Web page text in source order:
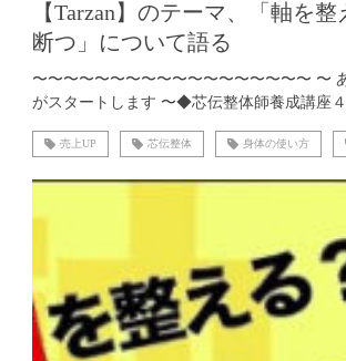
【Tarzan】のテーマ、「軸を
断つ」について語る
〜〜〜〜〜〜〜〜〜〜〜〜〜〜〜〜〜〜 〜
がスタートします 〜◆芯伝整体師養成講座４
売上UP 芯伝整体 身体の使い方